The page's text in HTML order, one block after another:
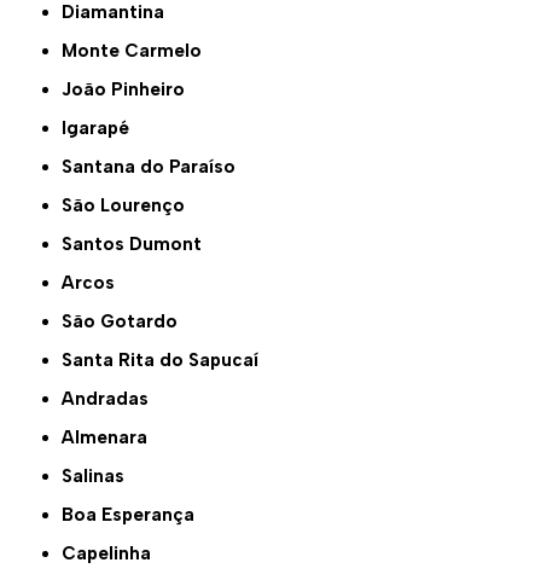
Diamantina
Monte Carmelo
João Pinheiro
Igarapé
Santana do Paraíso
São Lourenço
Santos Dumont
Arcos
São Gotardo
Santa Rita do Sapucaí
Andradas
Almenara
Salinas
Boa Esperança
Capelinha